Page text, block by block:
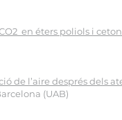
en éters poliols i
de l’aire després dels
(UAB)